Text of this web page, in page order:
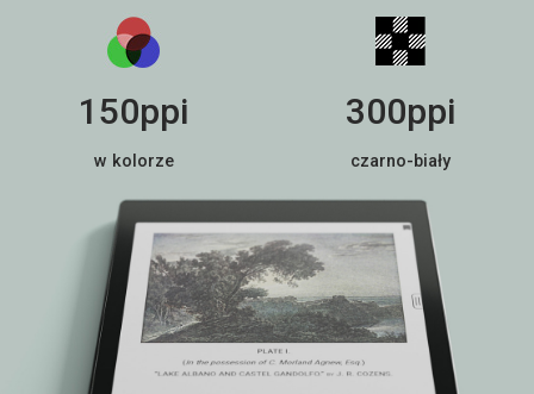
150ppi
w kolorze
300ppi
czarno-biały